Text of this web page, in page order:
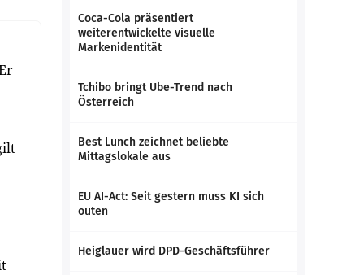
Coca-Cola präsentiert
weiterentwickelte visuelle
Markenidentität
Tchibo bringt Ube-Trend nach
Österreich
Best Lunch zeichnet beliebte
Mittagslokale aus
EU AI-Act: Seit gestern muss KI sich
outen
Heiglauer wird DPD-Geschäftsführer